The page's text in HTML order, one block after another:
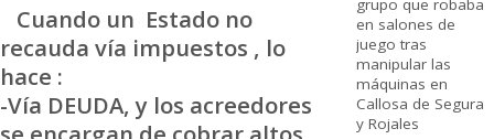
Cuando un Estado no
recauda vía impuestos , lo
hace :
-Vía DEUDA, y los acreedores
grupo que robaba
en salones de
juego tras
manipular las
máquinas en
Callosa de Segura
y Rojales